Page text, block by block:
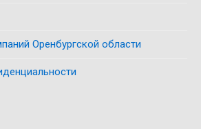
Оренбургской области